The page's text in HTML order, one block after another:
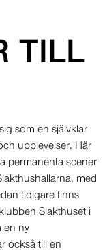
TILL
som en självklar
upplevelser. Här
permanenta scener
med
tidigare finns
Slakthuset i
en ny
också till en